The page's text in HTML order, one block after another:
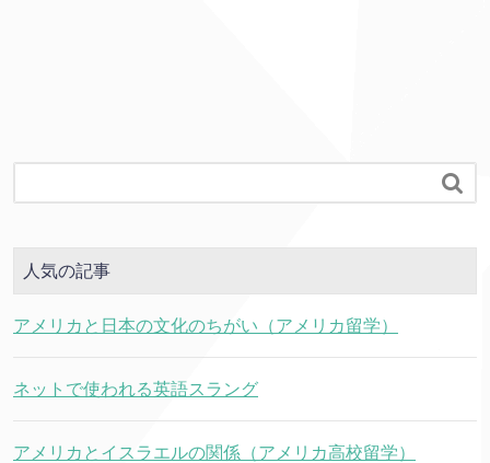

人気の記事
アメリカと日本の文化のちがい（アメリカ留学）
ネットで使われる英語スラング
アメリカとイスラエルの関係（アメリカ高校留学）